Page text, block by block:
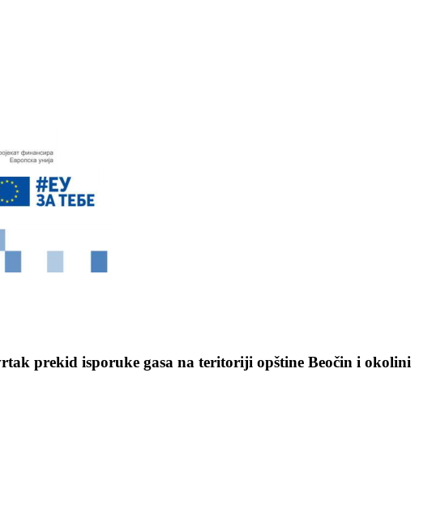
prekid isporuke gasa na teritoriji opštine Beočin i okolini